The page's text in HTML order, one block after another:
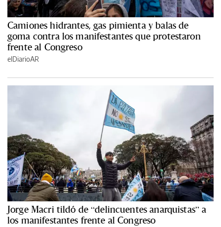
Camiones hidrantes, gas pimienta y balas de
goma contra los manifestantes que protestaron
frente al Congreso
elDiarioAR
Jorge Macri tildó de “delincuentes anarquistas” a
los manifestantes frente al Congreso